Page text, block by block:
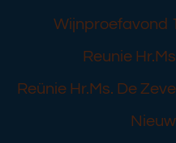
Wijnproefavond
Reunie
Reünie Hr.Ms. De